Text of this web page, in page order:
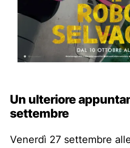
Un ulteriore
settembre
Venerdì 27 settembre